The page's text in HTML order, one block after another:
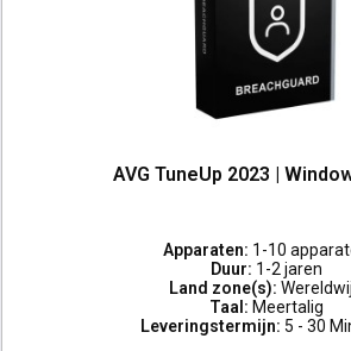
AVG TuneUp 2023 |
Apparaten: 1-10
Duur: 1-2 jaren
Land zone(s):
Taal: Meertalig
Leveringstermijn: 5 - 30